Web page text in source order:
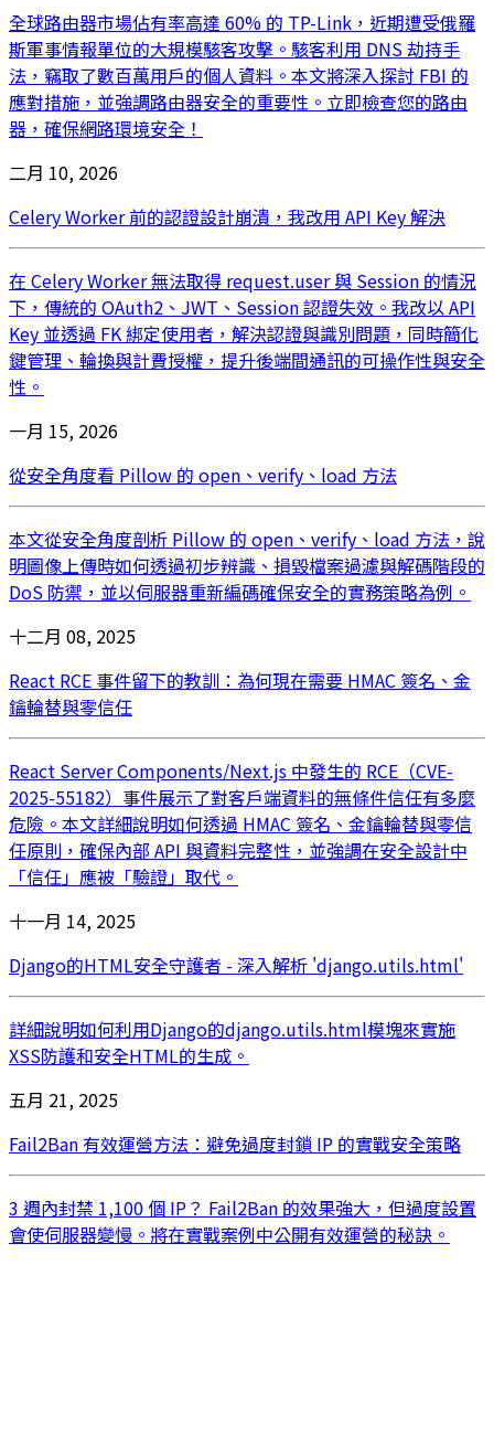
全球路由器市場佔有率高達 60% 的 TP-Link，近期遭受俄羅
斯軍事情報單位的大規模駭客攻擊。駭客利用 DNS 劫持手
法，竊取了數百萬用戶的個人資料。本文將深入探討 FBI 的
應對措施，並強調路由器安全的重要性。立即檢查您的路由
器，確保網路環境安全！
二月 10, 2026
Celery Worker 前的認證設計崩潰，我改用 API Key 解決
在 Celery Worker 無法取得 request.user 與 Session 的情況
下，傳統的 OAuth2、JWT、Session 認證失效。我改以 API
Key 並透過 FK 綁定使用者，解決認證與識別問題，同時簡化
鍵管理、輪換與計費授權，提升後端間通訊的可操作性與安全
性。
一月 15, 2026
從安全角度看 Pillow 的 open、verify、load 方法
本文從安全角度剖析 Pillow 的 open、verify、load 方法，說
明圖像上傳時如何透過初步辨識、損毀檔案過濾與解碼階段的
DoS 防禦，並以伺服器重新編碼確保安全的實務策略為例。
十二月 08, 2025
React RCE 事件留下的教訓：為何現在需要 HMAC 簽名、金
鑰輪替與零信任
React Server Components/Next.js 中發生的 RCE（CVE-
2025-55182）事件展示了對客戶端資料的無條件信任有多麼
危險。本文詳細說明如何透過 HMAC 簽名、金鑰輪替與零信
任原則，確保內部 API 與資料完整性，並強調在安全設計中
「信任」應被「驗證」取代。
十一月 14, 2025
Django的HTML安全守護者 - 深入解析 'django.utils.html'
詳細說明如何利用Django的django.utils.html模塊來實施
XSS防護和安全HTML的生成。
五月 21, 2025
Fail2Ban 有效運營方法：避免過度封鎖 IP 的實戰安全策略
3 週內封禁 1,100 個 IP？ Fail2Ban 的效果強大，但過度設置
會使伺服器變慢。將在實戰案例中公開有效運營的秘訣。